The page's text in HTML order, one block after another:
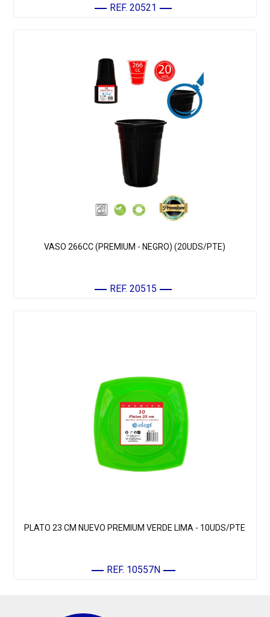
REF. 20521
VASO 266CC (PREMIUM - NEGRO) (20UDS/PTE)
REF. 20515
PLATO 23 CM NUEVO PREMIUM VERDE LIMA - 10UDS/PTE
REF. 10557N